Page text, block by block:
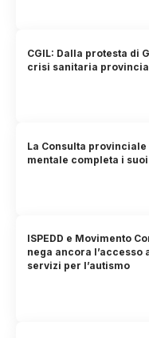
CGIL: Dalla protesta di
crisi sanitaria
La Consulta
mentale completa i
ISPEDD e Movimento
nega ancora l’accesso
servizi per l’autismo